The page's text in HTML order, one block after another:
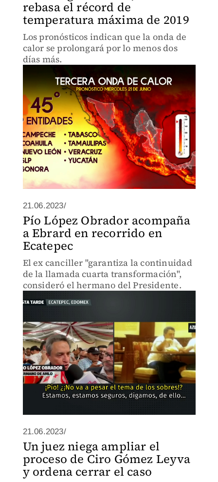
rebasa el récord de
temperatura máxima de 2019
Los pronósticos indican que la onda de
calor se prolongará por lo menos dos
días más.
21.06.2023/
Pío López Obrador acompaña
a Ebrard en recorrido en
Ecatepec
El ex canciller "garantiza la continuidad
de la llamada cuarta transformación",
consideró el hermano del Presidente.
21.06.2023/
Un juez niega ampliar el
proceso de Ciro Gómez Leyva
y ordena cerrar el caso